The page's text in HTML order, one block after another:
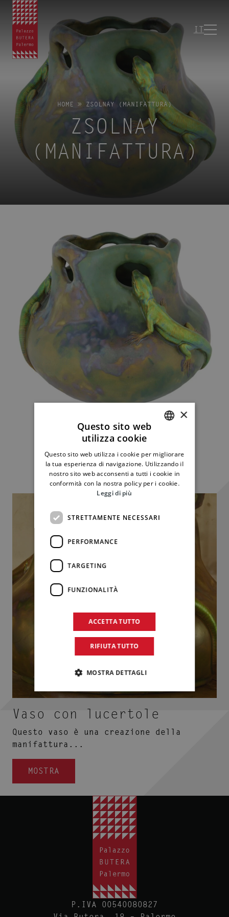
IT
HOME » ZSOLNAY (MANIFATTURA)
ZSOLNAY
(MANIFATTURA)
Vaso con lucertole
Questo vaso è una creazione della
manifattura...
MOSTRA
P.IVA 00540080827
ENGLISH
×
Questo sito web
utilizza cookie
Questo sito web utilizza i cookie per migliorare
la tua esperienza di navigazione. Utilizzando il
nostro sito web acconsenti a tutti i cookie in
conformità con la nostra policy per i cookie.
Leggi di più
STRETTAMENTE NECESSARI
PERFORMANCE
TARGETING
FUNZIONALITÀ
ACCETTA TUTTO
RIFIUTA TUTTO
MOSTRA DETTAGLI